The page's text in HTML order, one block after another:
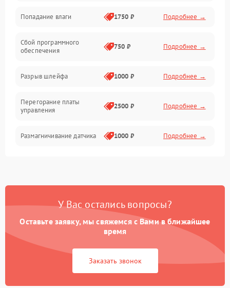
Управление
Электропитание
Попадание влаги 1750 ₽ Подробнее →
Сбой программного
обеспечения
750 ₽ Подробнее →
Разрыв шлейфа 1000 ₽ Подробнее →
Перегорание платы
управления
2500 ₽ Подробнее →
Размагничивание датчика 1000 ₽ Подробнее →
цветов дисплея
Подробнее →
коркое время
1000 ₽ Подробнее →
1500 ₽ Подробнее →
У Вас остались вопросы?
Оставьте заявку, мы свяжемся с Вами в ближайшее
время
Заказать звонок